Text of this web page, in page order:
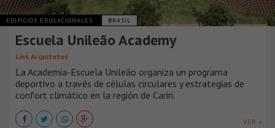
EDIFICIOS EDUCACIONALES BRASIL
Escuela Unileão Academy
Lins Arquitetos
La Academia-Escuela Unileão organiza un programa
deportivo a través de células circulares y estrategias de
confort climático en la región de Cariri.
VER +